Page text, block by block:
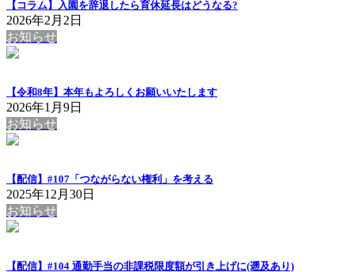
【コラム】入園を辞退したら育休延長はどうなる?
2026年2月2日
お知らせ
【令和8年】本年もよろしくお願いいたします
2026年1月9日
お知らせ
【配信】#107「つながらない権利」を考える
2025年12月30日
お知らせ
【配信】#104 通勤手当の非課税限度額が引き上げに(遡及あり)